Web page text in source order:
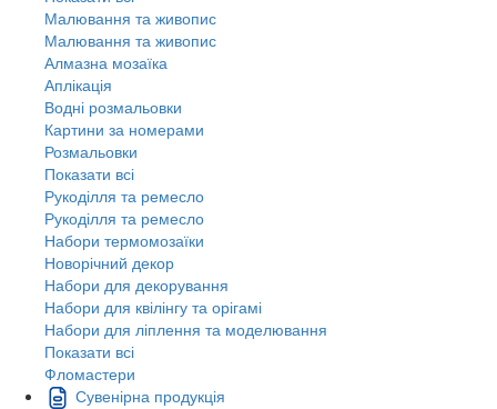
Малювання та живопис
Малювання та живопис
Алмазна мозаїка
Аплікація
Водні розмальовки
Картини за номерами
Розмальовки
Показати всі
Рукоділля та ремесло
Рукоділля та ремесло
Набори термомозаїки
Новорічний декор
Набори для декорування
Набори для квілінгу та орігамі
Набори для ліплення та моделювання
Показати всі
Фломастери
Сувенірна продукція